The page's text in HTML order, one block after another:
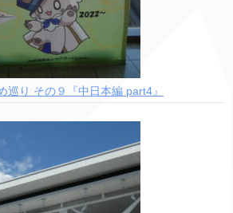
巡り その９『中日本編 part4』